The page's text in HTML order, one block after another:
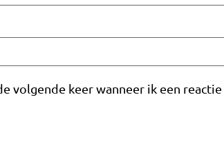
volgende keer wanneer ik een